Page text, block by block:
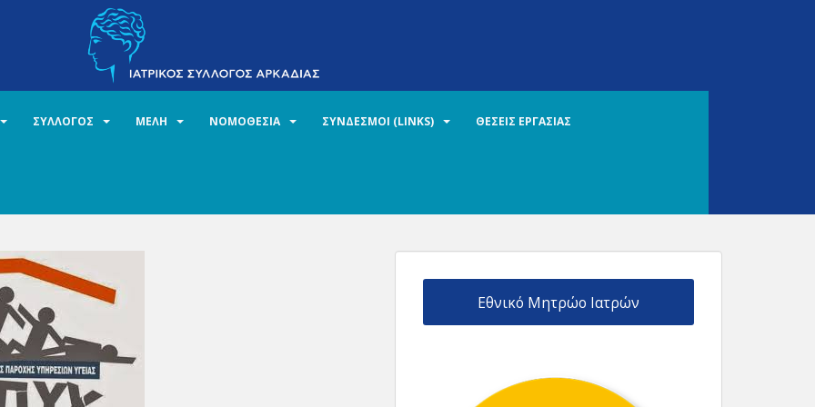
ΣΥΛΛΟΓΟΣ ΜΕΛΗ ΝΟΜΟΘΕΣΙΑ ΣΥΝΔΕΣΜΟΙ (LINKS) ΘΕΣΕΙΣ ΕΡΓΑΣΙΑΣ
Εθνικό Μητρώο Ιατρών